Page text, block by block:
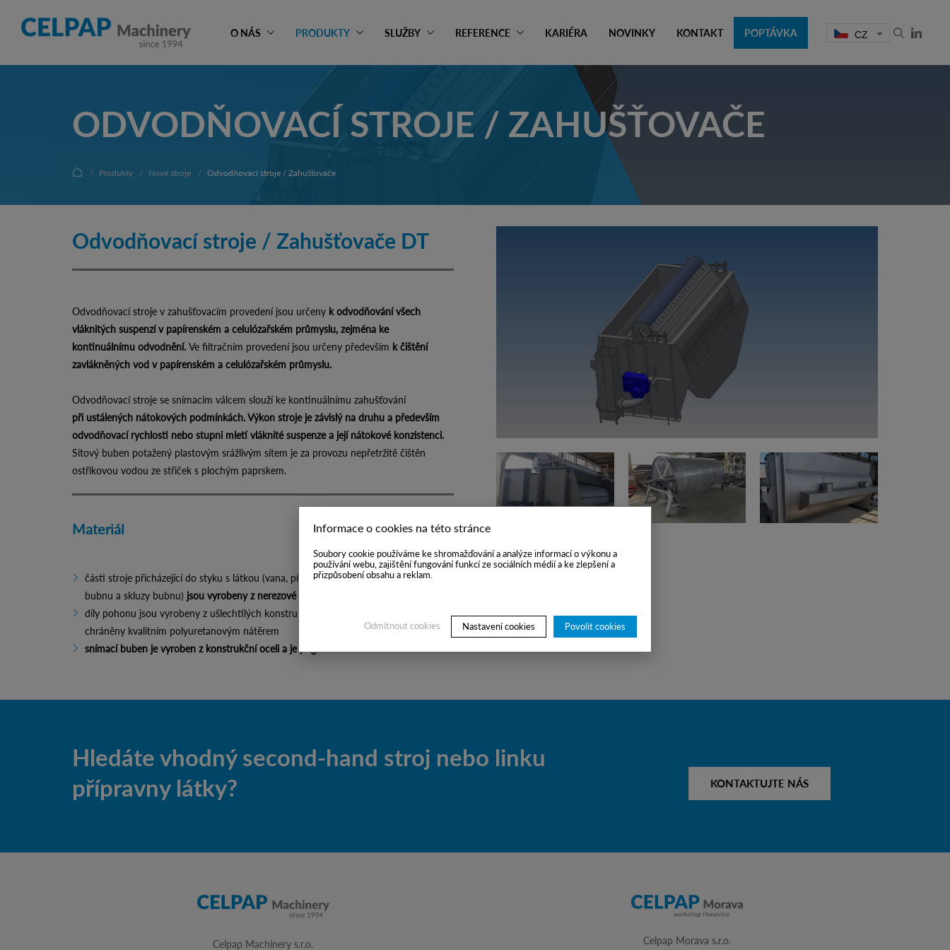
Informace o cookies na této stránce
Soubory cookie používáme ke shromažďování a analýze informací o výkonu a
používání webu, zajištění fungování funkcí ze sociálních médií a ke zlepšení a
přizpůsobení obsahu a reklam.
Povolit cookies
Nastavení cookies
Odmítnout cookies
O NÁS PRODUKTY SLUŽBY REFERENCE KARIÉRA NOVINKY KONTAKT POPTÁVKA CZ
ODVODŇOVACÍ STROJE / ZAHUŠŤOVAČE
Produkty Nové stroje Odvodňovací stroje / Zahušťovače
Odvodňovací stroje / Zahušťovače DT
Odvodňovací stroje v zahušťovacím provedení jsou určeny k odvodňování všech
vláknitých suspenzí v papírenském a celulózařském průmyslu, zejména ke
kontinuálnímu odvodnění. Ve filtračním provedení jsou určeny především k čištění
zavlákněných vod v papírenském a celulózařském průmyslu.
Odvodňovací stroje se snímacím válcem slouží ke kontinuálnímu zahušťování
při ustálených nátokových podmínkách. Výkon stroje je závislý na druhu a především
odvodňovací rychlosti nebo stupni mletí vláknité suspenze a její nátokové konzistenci.
Sítový buben potažený plastovým srážlivým sítem je za provozu nepřetržitě čištěn
ostřikovou vodou ze střiček s plochým paprskem.
Materiál
části stroje přicházející do styku s látkou (vana, přepad, nosná konstrukce sítového
bubnu a skluzy bubnu) jsou vyrobeny z nerezové oceli
díly pohonu jsou vyrobeny z ušlechtilých konstrukčních ocelí, proti korozi jsou
chráněny kvalitním polyuretanovým nátěrem
snímací buben je vyroben z konstrukční oceli a je pogumován
Hledáte vhodný second-hand stroj nebo linku
přípravny látky?
KONTAKTUJTE NÁS
Celpap Machinery s.r.o. Celpap Morava s.r.o.